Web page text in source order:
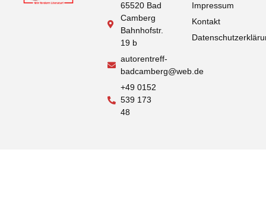
65520 Bad
Camberg
Bahnhofstr.
19 b
autorentreff-
badcamberg@web.de
+49 0152
539 173
48
Impressum
Kontakt